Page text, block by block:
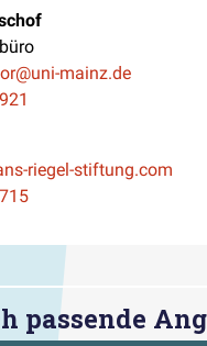
mainz.de
riegel-stiftung.com
passende